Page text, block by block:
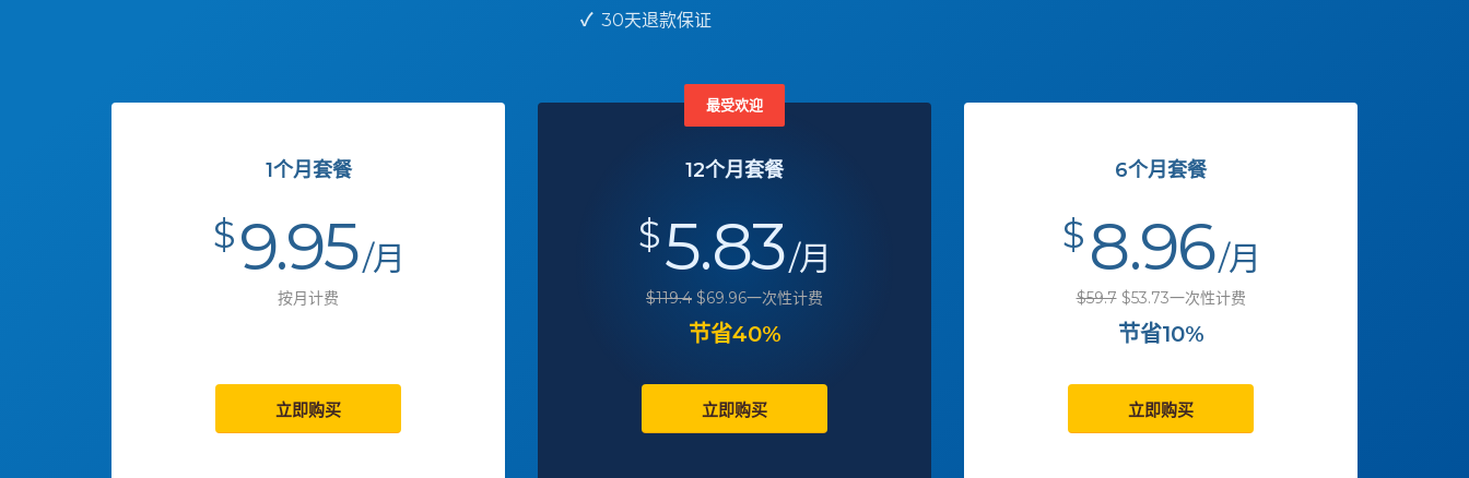
✓30天退款保证
1个月套餐
$9.95/月
按月计费
立即购买
最受欢迎
12个月套餐
$5.83/月
$119.4 $69.96一次性计费
节省40%
立即购买
6个月套餐
$ 8.96/月
$59.7$53.73一次性计费
节省10%
立即购买